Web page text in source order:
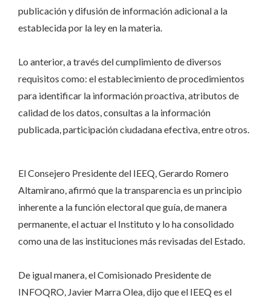
publicación y difusión de información adicional a la
establecida por la ley en la materia.
Lo anterior, a través del cumplimiento de diversos
requisitos como: el establecimiento de procedimientos
para identificar la información proactiva, atributos de
calidad de los datos, consultas a la información
publicada, participación ciudadana efectiva, entre otros.
El Consejero Presidente del IEEQ, Gerardo Romero
Altamirano, afirmó que la transparencia es un principio
inherente a la función electoral que guía, de manera
permanente, el actuar el Instituto y lo ha consolidado
como una de las instituciones más revisadas del Estado.
De igual manera, el Comisionado Presidente de
INFOQRO, Javier Marra Olea, dijo que el IEEQ es el